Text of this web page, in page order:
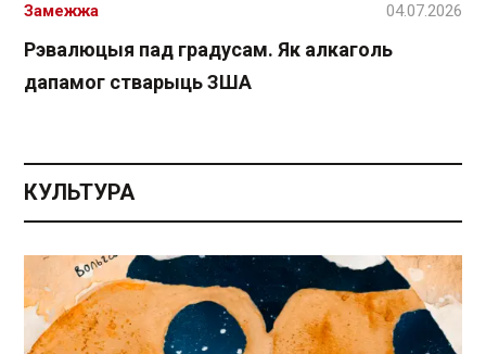
Рэвалюцыя пад градусам. Як алкаголь
дапамог стварыць ЗША
Замежжа 04.07.2026
КУЛЬТУРА